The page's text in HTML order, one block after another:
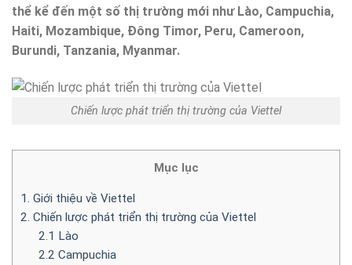
thể kể đến một số thị trường mới như Lào, Campuchia,
Haiti, Mozambique, Đông Timor, Peru, Cameroon,
Burundi, Tanzania, Myanmar.
Chiến lược phát triển thị trường của Viettel
Mục lục
1. Giới thiệu về Viettel
2. Chiến lược phát triển thị trường của Viettel
2.1 Lào
2.2 Campuchia